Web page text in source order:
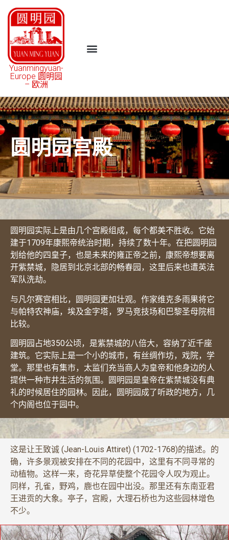
Yuanmingyuan-
Europe 圆明园
– 欧洲
圆明园宫殿
圆明园实际上是由几个宫殿组成，每个都美不胜收。它始
建于1709年康熙帝统治时期，持续了数十年。在把圆明园
划给他的四皇子，也是未来的雍正帝之前，康熙帝想要离
开紫禁城，隐居到北京北部的畅春园，这里后来也遭英法
军队洗劫。
与凡尔赛宫相比，圆明园更加壮观。作家维克多雨果将它
与帕特农神庙，埃及金字塔，罗马竞技场和巴黎圣母院相
比较。
圆明园占地350公顷，是紫禁城的八倍大，容纳了近千座
建筑。它实际上是一个小的城市，有丝绸作坊，戏院，学
堂。那里也有集市，太监们充当商人为皇帝和他身边的人
提供一种市井生活的氛围。圆明园是皇帝在紫禁城没有典
礼的时候居住的园林。因此，圆明园成了听政的地方，几
个内阁也位于园中。
这是让王致诚 (Jean-Louis Attiret) (1702-1768)的描述。的
确，许多景观被安排在不同的花园中，这里有不同寻常的
动植物。这样一来，奇花异草使整个花园令人叹为观止。
同样，孔雀，野鸡，鹿也在园中出没。那里还有东南亚君
王进贡的大象。亭子，宫殿，大理石桥也为这些园林增色
不少。